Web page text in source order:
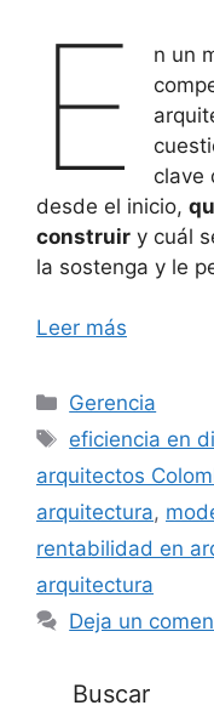
E
n un
clave
desde el inicio,
construir y cuál
la sostenga y le
Leer más
Categorías
Gerencia
Etiquetas
eficiencia en
arquitectos
arquitectura,
rentabilidad en
arquitectura
Deja un
Buscar